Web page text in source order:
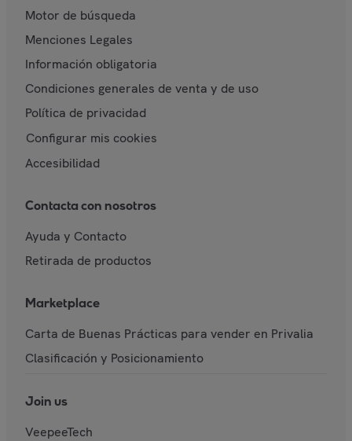
Motor de búsqueda
Menciones Legales
Información obligatoria
Condiciones generales de venta y de uso
Política de privacidad
Configurar mis cookies
Accesibilidad
Contacta con nosotros
Ayuda y Contacto
Retirada de productos
Marketplace
Carta de Buenas Prácticas para vender en Privalia
Clasificación y Posicionamiento
Join us
VeepeeTech